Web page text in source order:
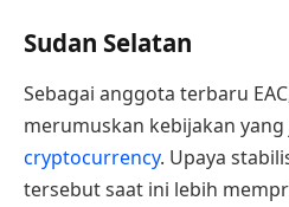
Sudan Selatan
Sebagai anggota terbaru
merumuskan kebijakan
cryptocurrency. Upaya
tersebut saat ini lebih